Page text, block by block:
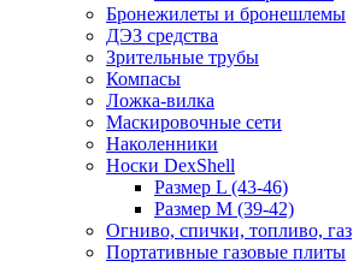
Бронежилеты и бронешлемы
ДЭЗ средства
Зрительные трубы
Компасы
Ложка-вилка
Маскировочные сети
Наколенники
Носки DexShell
Размер L (43-46)
Размер M (39-42)
Огниво, спички, топливо, газ
Портативные газовые плиты